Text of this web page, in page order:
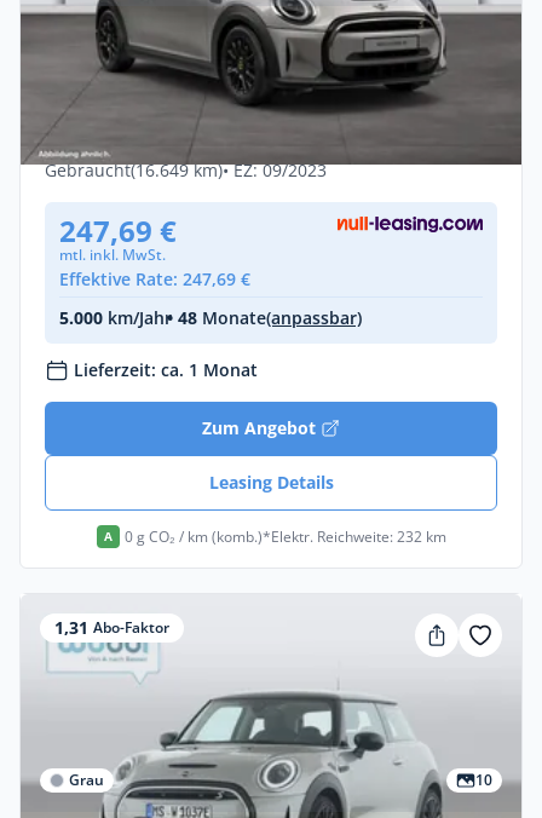
Privat & Gewerbe
MINI Cooper SE Classic Trim LED Tempo
Navi 16" SHZ
Automatik •
Gebraucht(16.649 km)• EZ: 09/2023
247,69 €
mtl. inkl. MwSt.
Effektive Rate: 247,69 €
5.000 km/Jahr• 48 Monate(anpassbar)
Lieferzeit: ca. 1 Monat
Zum Angebot
Leasing Details
A 0 g CO₂ / km (komb.)*Elektr. Reichweite: 232 km
1,31 Abo-Faktor
Grau 10